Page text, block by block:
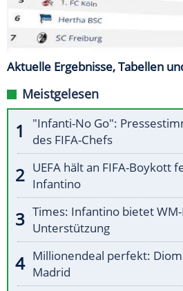
Aktuelle Ergebnisse, Tabellen
Meistgelesen
"Infanti-No Go":
des FIFA-Chefs
UEFA hält an FIFA-Boykott
Infantino
Times: Infantino bietet
Unterstützung
Millionendeal perfekt:
Madrid